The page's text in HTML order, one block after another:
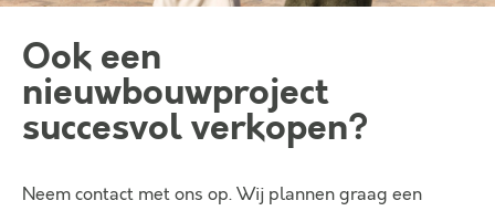
Ook een
nieuwbouwproject
succesvol verkopen?
Neem contact met ons op. Wij plannen graag een